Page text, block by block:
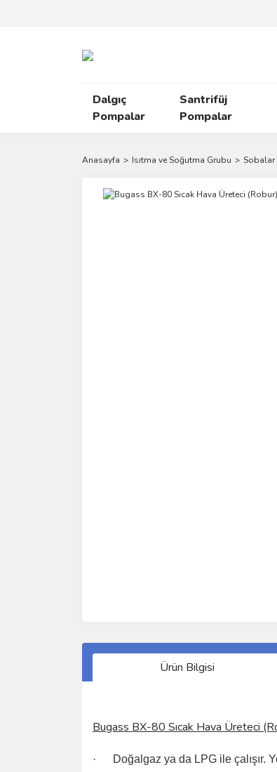
Dalgıç
Pompalar
Santrifüj
Pompalar
Anasayfa Isıtma ve Soğutma Grubu Sobalar
Ürün Bilgisi
Bugass BX-80 Sıcak Hava Üreteci
· Doğalgaz ya da LPG ile çalışır.